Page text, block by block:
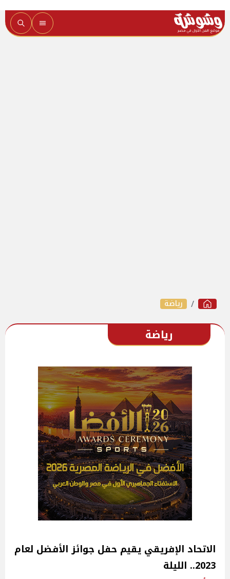
رياضة
رياضة
الاتحاد الإفريقي يقيم حفل جوائز الأفضل لعام
2023.. الليلة